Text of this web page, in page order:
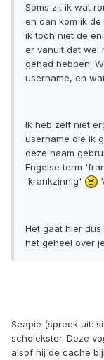
Soms zit ik wat
en dan kom ik
ik toch niet de
er vanuit dat wel
gehad hebben!
username, en
Ik heb zelf niet
username die ik
deze naam
Engelse term
'krankzinnig'
Het gaat hier
het geheel over
Seapie (spreek uit:
scholekster. Deze
alsof hij de cache